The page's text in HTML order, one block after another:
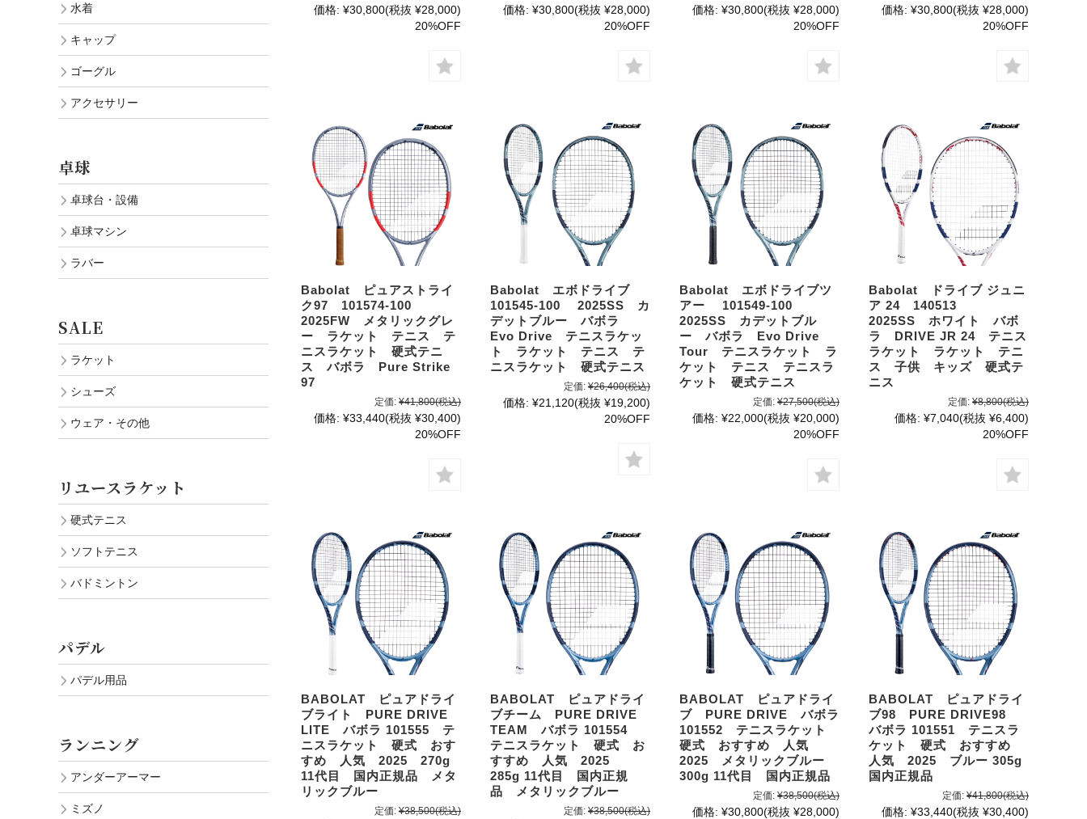
価格: ¥30,800(税抜 ¥28,000)
20%OFF
価格: ¥30,800(税抜 ¥28,000)
20%OFF
価格: ¥30,800(税抜 ¥28,000)
20%OFF
価格: ¥30,800(税抜 ¥28,000)
20%OFF
Babolat ピュアストライ
ク97 101574-100
2025FW メタリックグレ
ー ラケット テニス テ
ニスラケット 硬式テニ
ス バボラ Pure Strike
97
定価: ¥41,800(税込)
価格: ¥33,440(税抜 ¥30,400)
20%OFF
Babolat エボドライブ
101545-100 2025SS カ
デットブルー バボラ
Evo Drive テニスラケッ
ト ラケット テニス テ
ニスラケット 硬式テニス
定価: ¥26,400(税込)
価格: ¥21,120(税抜 ¥19,200)
20%OFF
Babolat エボドライブツ
アー 101549-100
2025SS カデットブル
ー バボラ Evo Drive
Tour テニスラケット ラ
ケット テニス テニスラ
ケット 硬式テニス
定価: ¥27,500(税込)
価格: ¥22,000(税抜 ¥20,000)
20%OFF
Babolat ドライブ ジュニ
ア 24 140513
2025SS ホワイト バボ
ラ DRIVE JR 24 テニス
ラケット ラケット テニ
ス 子供 キッズ 硬式テ
ニス
定価: ¥8,800(税込)
価格: ¥7,040(税抜 ¥6,400)
20%OFF
BABOLAT ピュアドライ
ブライト PURE DRIVE
LITE バボラ 101555 テ
ニスラケット 硬式 おす
すめ 人気 2025 270g
11代目 国内正規品 メタ
リックブルー
定価: ¥38,500(税込)
BABOLAT ピュアドライ
ブチーム PURE DRIVE
TEAM バボラ 101554
テニスラケット 硬式 お
すすめ 人気 2025
285g 11代目 国内正規
品 メタリックブルー
定価: ¥38,500(税込)
BABOLAT ピュアドライ
ブ PURE DRIVE バボラ
101552 テニスラケット
硬式 おすすめ 人気
2025 メタリックブルー
300g 11代目 国内正規品
定価: ¥38,500(税込)
価格: ¥30,800(税抜 ¥28,000)
BABOLAT ピュアドライ
ブ98 PURE DRIVE98
バボラ 101551 テニスラ
ケット 硬式 おすすめ
人気 2025 ブルー 305g
国内正規品
定価: ¥41,800(税込)
価格: ¥33,440(税抜 ¥30,400)
水着
キャップ
ゴーグル
アクセサリー
卓球
卓球台・設備
卓球マシン
ラバー
SALE
ラケット
シューズ
ウェア・その他
リユースラケット
硬式テニス
ソフトテニス
バドミントン
パデル
パデル用品
ランニング
アンダーアーマー
ミズノ